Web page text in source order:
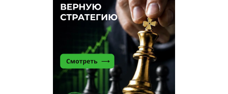
Лихачев 23 мая 2026 в 21:15:
Слежу внимательно за всей этой ситуацией
просто потому, что здесь живу.1. То, что проекты
подменили (кто не понял — обсуждали один
проект, а стали строить другой) — порождает
недоверие к областной власти в целом. Никто не
мешал обсудить и новый проект. Так делать
нельзя никому и никогда. Какое после этого
может быть доверие к результатам выборов?2. С